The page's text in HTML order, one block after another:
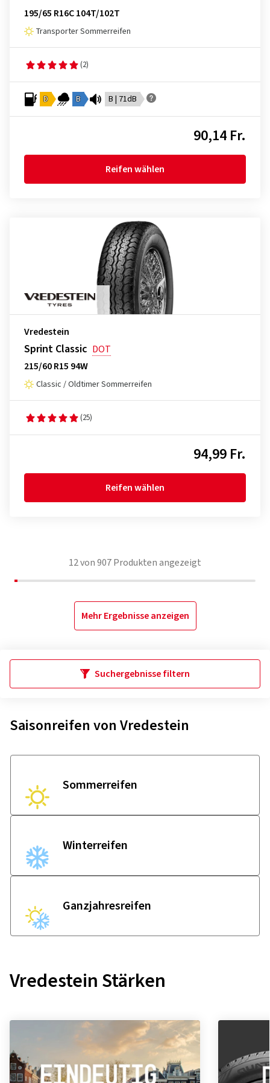
195/65 R16C 104T/102T
Transporter Sommerreifen
(2)
D B B | 71dB
90,14 Fr.
Reifen wählen
Vredestein
Sprint Classic DOT
215/60 R15 94W
Classic / Oldtimer Sommerreifen
(25)
94,99 Fr.
Reifen wählen
12von907Produkten angezeigt
Mehr Ergebnisse anzeigen
Suchergebnisse filtern
Saisonreifen von Vredestein
Sommer­reifen
Winter­reifen
Ganzjahres­reifen
Vredestein Stärken